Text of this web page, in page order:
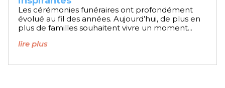
Les cérémonies funéraires ont profondément
évolué au fil des années. Aujourd’hui, de plus en
plus de familles souhaitent vivre un moment...
lire plus